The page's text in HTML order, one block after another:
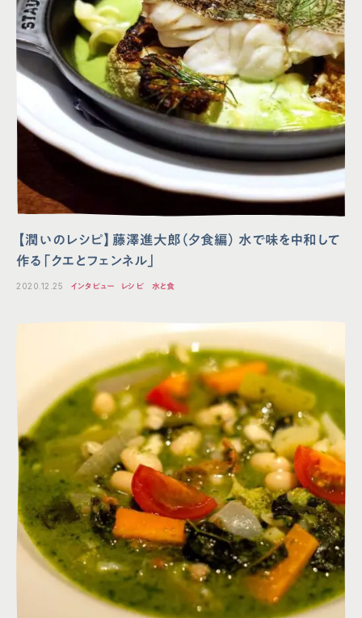
【潤いのレシピ】藤澤進⼤郎（⼣⾷編） ⽔で味を中和して
作る「クエとフェンネル」
2020.12.25 インタビュー レシピ 水と食